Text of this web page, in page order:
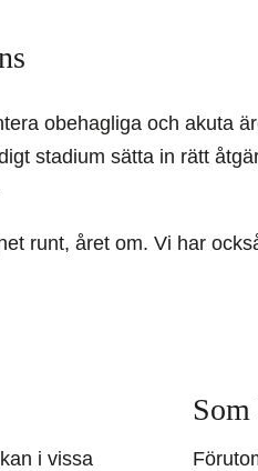
obehagliga och akuta
stadium sätta in rätt
runt, året om. Vi har
i vissa